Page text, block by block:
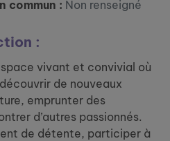
commun : Non renseigné
:
vivant et convivial où
de nouveaux
emprunter des
d’autres passionnés.
de détente, participer à